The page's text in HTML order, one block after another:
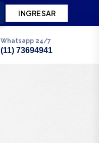
INGRESAR
Whatsapp 24/7
(11) 73694941